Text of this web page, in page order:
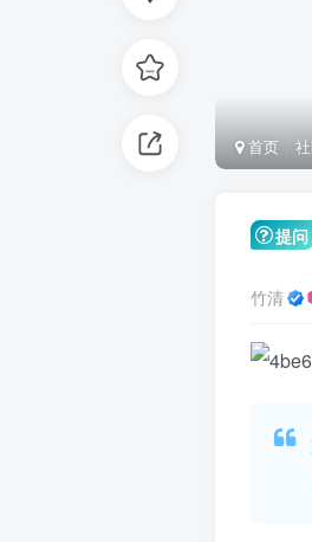
首页
提问
竹清